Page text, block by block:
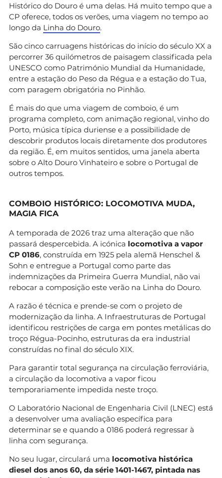
Histórico do Douro é uma delas. Há muito tempo que a
CP oferece, todos os verões, uma viagem no tempo ao
longo da Linha do Douro.
São cinco carruagens históricas do início do século XX a
percorrer 36 quilómetros de paisagem classificada pela
UNESCO como Património Mundial da Humanidade,
entre a estação do Peso da Régua e a estação do Tua,
com paragem obrigatória no Pinhão.
É mais do que uma viagem de comboio, é um
programa completo, com animação regional, vinho do
Porto, música típica duriense e a possibilidade de
descobrir produtos locais diretamente dos produtores
da região. É, em muitos sentidos, uma janela aberta
sobre o Alto Douro Vinhateiro e sobre o Portugal de
outros tempos.
COMBOIO HISTÓRICO: LOCOMOTIVA MUDA,
MAGIA FICA
A temporada de 2026 traz uma alteração que não
passará despercebida. A icónica locomotiva a vapor
CP 0186, construída em 1925 pela alemã Henschel &
Sohn e entregue a Portugal como parte das
indemnizações da Primeira Guerra Mundial, não vai
rebocar a composição este verão na Linha do Douro.
A razão é técnica e prende-se com o projeto de
modernização da linha. A Infraestruturas de Portugal
identificou restrições de carga em pontes metálicas do
troço Régua-Pocinho, estruturas da era industrial
construídas no final do século XIX.
Para garantir total segurança na circulação ferroviária,
a circulação da locomotiva a vapor ficou
temporariamente impedida neste troço.
O Laboratório Nacional de Engenharia Civil (LNEC) está
a desenvolver uma avaliação específica para
determinar se e quando a 0186 poderá regressar à
linha com segurança.
No seu lugar, circulará uma locomotiva histórica
diesel dos anos 60, da série 1401-1467, pintada nas